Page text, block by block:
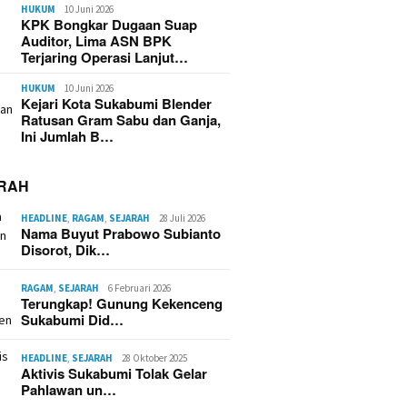
HUKUM 10 Juni 2026
KPK Bongkar Dugaan Suap
Auditor, Lima ASN BPK
Terjaring Operasi Lanjut…
HUKUM 10 Juni 2026
Kejari Kota Sukabumi Blender
Ratusan Gram Sabu dan Ganja,
Ini Jumlah B…
HEADLINE, RAGAM, SEJARAH 28 Juli 2026
Nama Buyut Prabowo Subianto
Disorot, Dik…
RAGAM, SEJARAH 6 Februari 2026
Terungkap! Gunung Kekenceng
Sukabumi Did…
HEADLINE, SEJARAH 28 Oktober 2025
Aktivis Sukabumi Tolak Gelar
Pahlawan un…